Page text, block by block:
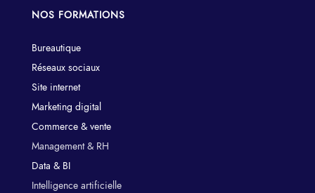
NOS FORMATIONS
Bureautique
Réseaux sociaux
Site internet
Marketing digital
Commerce & vente
Management & RH
Data & BI
Intelligence artificielle